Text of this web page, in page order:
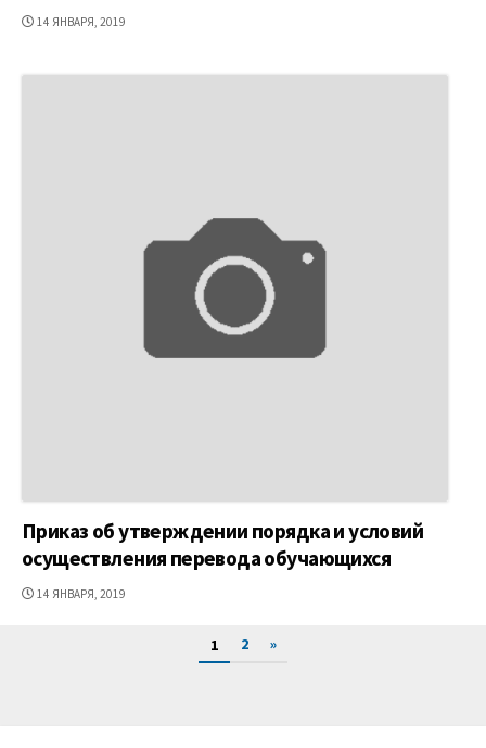
ДАТА
14 ЯНВАРЯ, 2019
Приказ об утверждении порядка и условий
осуществления перевода обучающихся
ДАТА
14 ЯНВАРЯ, 2019
1 2 »